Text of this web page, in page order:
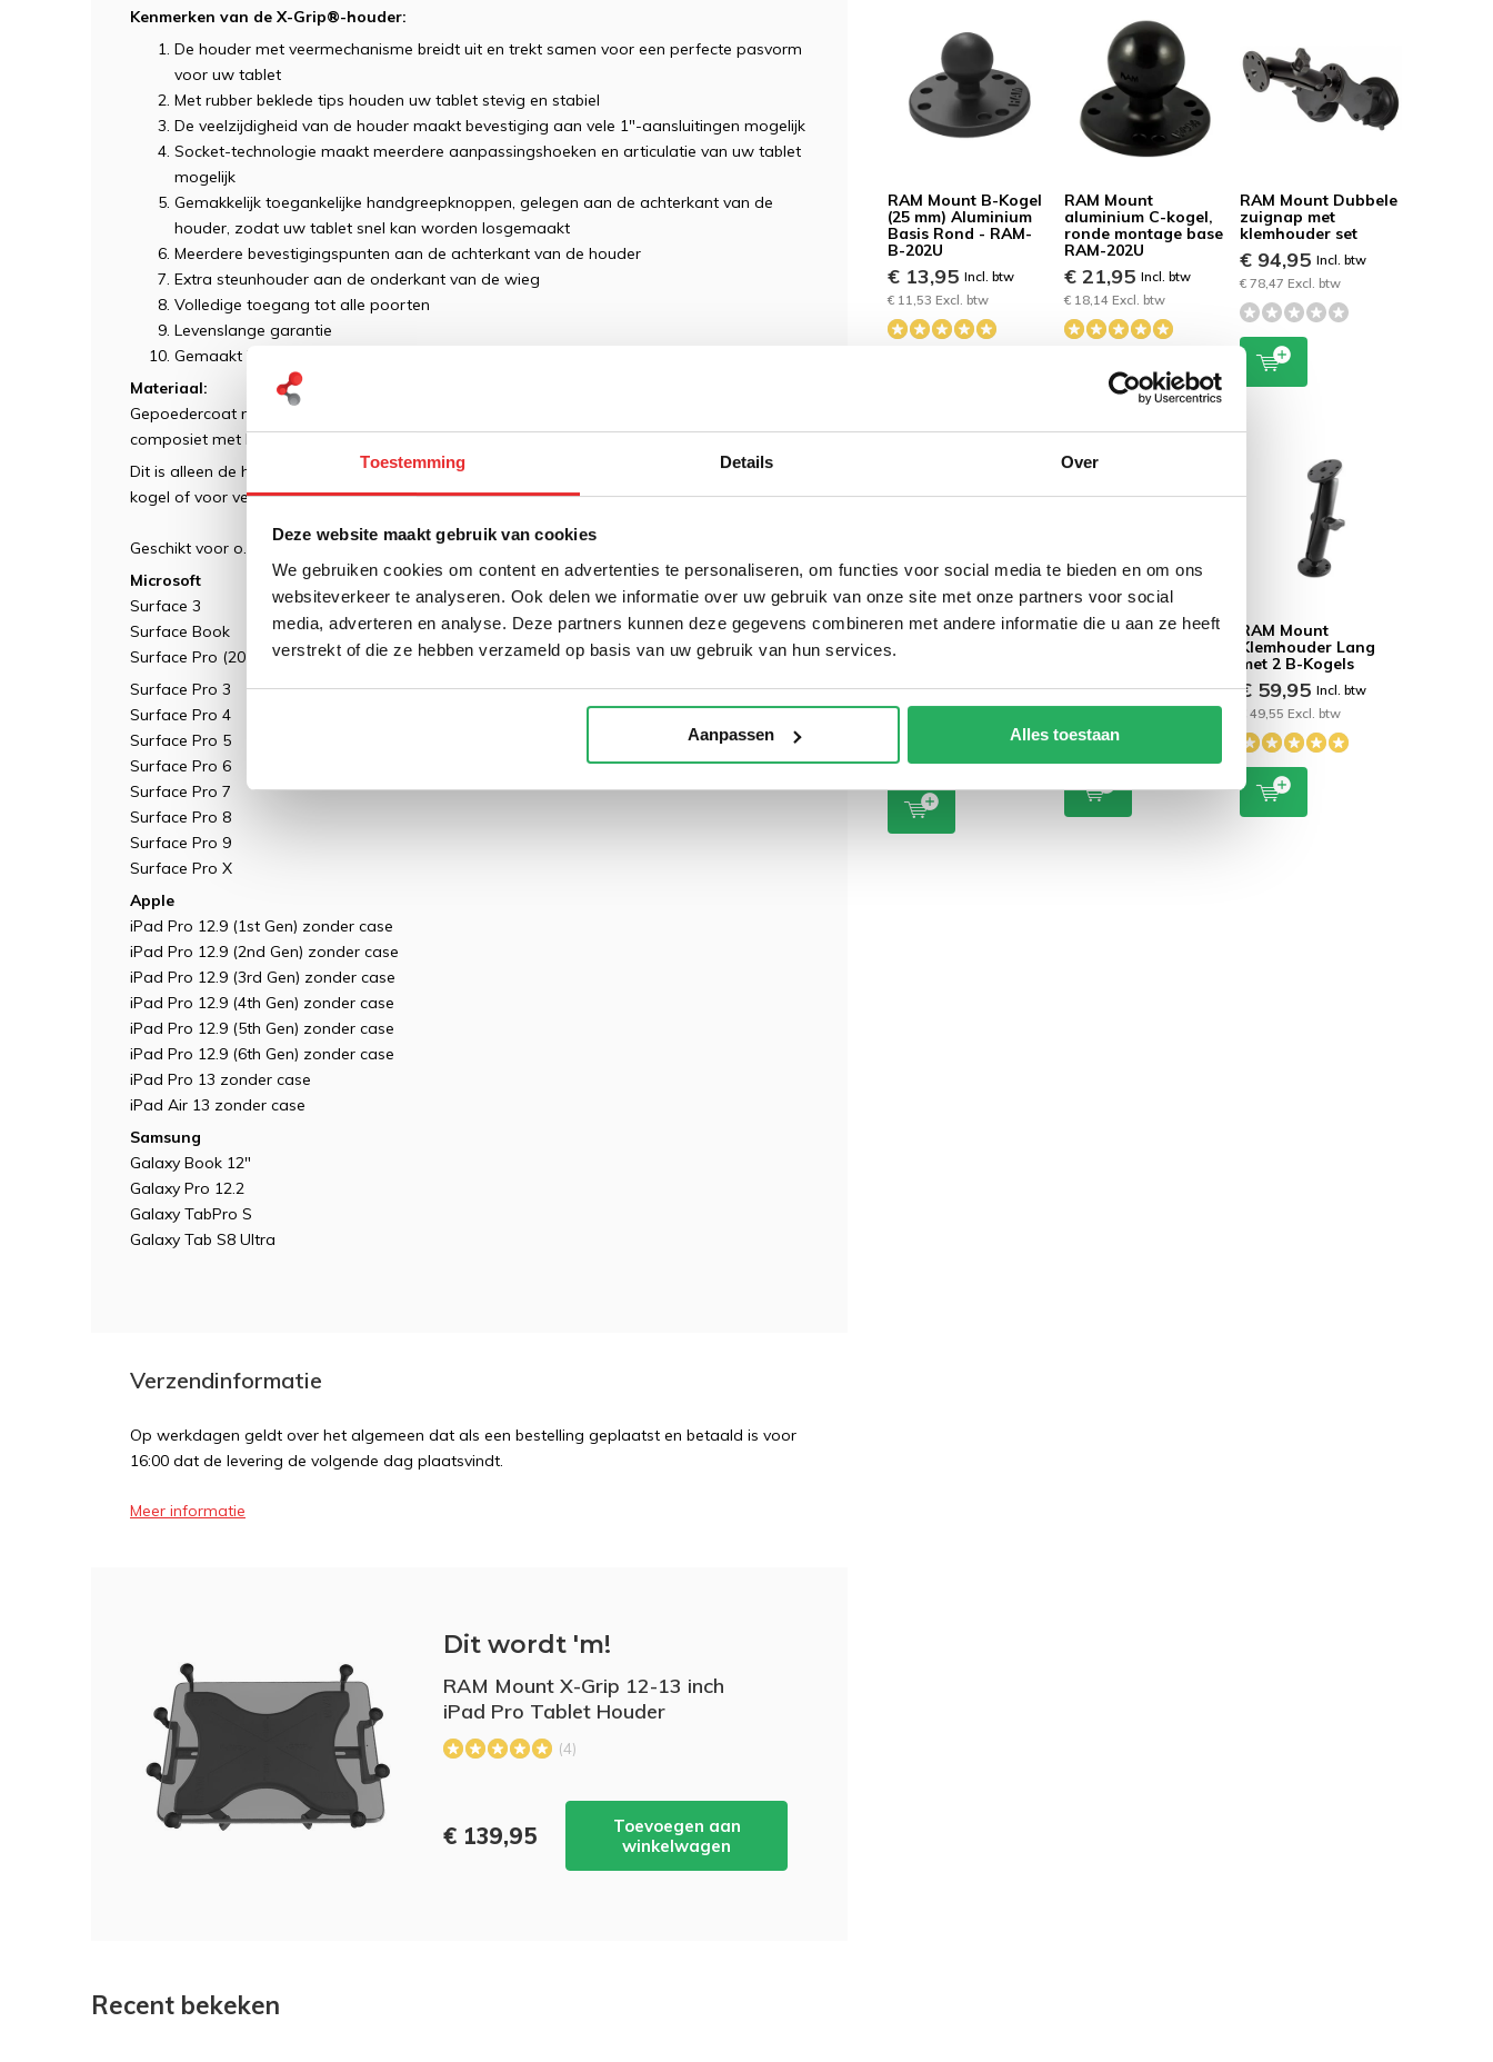
Toestemming Details Over
Deze website maakt gebruik van cookies
We gebruiken cookies om content en advertenties te personaliseren, om functies voor social media te bieden en om ons
websiteverkeer te analyseren. Ook delen we informatie over uw gebruik van onze site met onze partners voor social
media, adverteren en analyse. Deze partners kunnen deze gegevens combineren met andere informatie die u aan ze heeft
verstrekt of die ze hebben verzameld op basis van uw gebruik van hun services.
Aanpassen Alles toestaan
Kenmerken van de X-Grip®-houder:
De houder met veermechanisme breidt uit en trekt samen voor een perfecte pasvorm
voor uw tablet
Met rubber beklede tips houden uw tablet stevig en stabiel
De veelzijdigheid van de houder maakt bevestiging aan vele 1"-aansluitingen mogelijk
Socket-technologie maakt meerdere aanpassingshoeken en articulatie van uw tablet
mogelijk
Gemakkelijk toegankelijke handgreepknoppen, gelegen aan de achterkant van de
houder, zodat uw tablet snel kan worden losgemaakt
Meerdere bevestigingspunten aan de achterkant van de houder
Extra steunhouder aan de onderkant van de wieg
Volledige toegang tot alle poorten
Levenslange garantie
Gemaakt in de VS.
Materiaal:
Gepoedercoat maritiem aluminium, roestvrijstalen componenten van maritieme kwaliteit en
composiet met hoge sterkte
Dit is alleen de houder voor de montage aan andere RAM parts heeft u een
RAM-B-202U
kogel of voor veeleisende omgevingen een RAM-201U C-Kogel nodig.
Geschikt voor o.a:
Microsoft
Surface 3
Surface Book
Surface Pro (2017)
Surface Pro 3
Surface Pro 4
Surface Pro 5
Surface Pro 6
Surface Pro 7
Surface Pro 8
Surface Pro 9
Surface Pro X
Apple
iPad Pro 12.9 (1st Gen) zonder case
iPad Pro 12.9 (2nd Gen) zonder case
iPad Pro 12.9 (3rd Gen) zonder case
iPad Pro 12.9 (4th Gen) zonder case
iPad Pro 12.9 (5th Gen) zonder case
iPad Pro 12.9 (6th Gen) zonder case
iPad Pro 13 zonder case
iPad Air 13 zonder case
Samsung
Galaxy Book 12"
Galaxy Pro 12.2
Galaxy TabPro S
Galaxy Tab S8 Ultra
Verzendinformatie
Op werkdagen geldt over het algemeen dat als een bestelling geplaatst en betaald is voor
16:00 dat de levering de volgende dag plaatsvindt.
Meer informatie
Dit wordt 'm!
RAM Mount X-Grip 12-13 inch
iPad Pro Tablet Houder
(4)
€ 139,95
Toevoegen aan
winkelwagen
RAM Mount B-Kogel
(25 mm) Aluminium
Basis Rond - RAM-
B-202U
€ 13,95Incl. btw
€ 11,53 Excl. btw
RAM Mount
aluminium C-kogel,
ronde montage base
RAM-202U
€ 21,95 Incl. btw
€ 18,14 Excl. btw
RAM Mount Dubbele
zuignap met
klemhouder set
€ 94,95Incl. btw
€ 78,47 Excl. btw
RAM Mount Zuignap
combinatie
€ 59,95Incl. btw
RAM Mount U-Bout
€ 56,95Incl. btw
RAM Mount
Klemhouder Lang
met 2 B-Kogels
€ 59,95Incl. btw
€ 49,55 Excl. btw
Recent bekeken